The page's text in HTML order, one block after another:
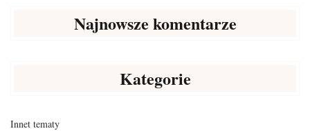
Najnowsze komentarze
Kategorie
Innet tematy